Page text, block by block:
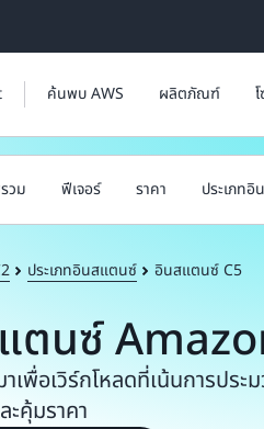
ค้นพบ AWS ผลิตภัณฑ์
วม ฟีเจอร์ ราคา ประเภท
ประเภทอินสแตนซ์ อินสแตนซ์ C5
ตนซ์
เพื่อเวิร์กโหลดที่เน้นการปร
ะคุ้มราคา